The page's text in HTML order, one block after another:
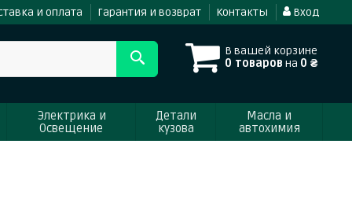
и оплата Гарантия и возврат Контакты Вход
В вашей корзине
0 товаров на 0 ₴
Электрика и
Освещение
Детали
кузова
Масла и
автохимия